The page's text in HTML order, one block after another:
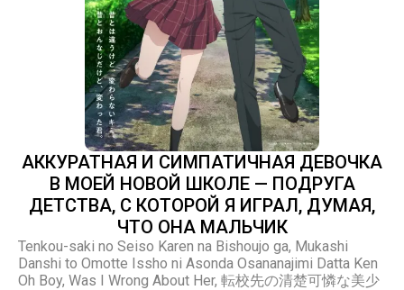
АККУРАТНАЯ И СИМПАТИЧНАЯ ДЕВОЧКА
В МОЕЙ НОВОЙ ШКОЛЕ — ПОДРУГА
ДЕТСТВА, С КОТОРОЙ Я ИГРАЛ, ДУМАЯ,
ЧТО ОНА МАЛЬЧИК
Tenkou-saki no Seiso Karen na Bishoujo ga, Mukashi
Danshi to Omotte Issho ni Asonda Osananajimi Datta Ken
Oh Boy, Was I Wrong About Her, 転校先の清楚可憐な美少